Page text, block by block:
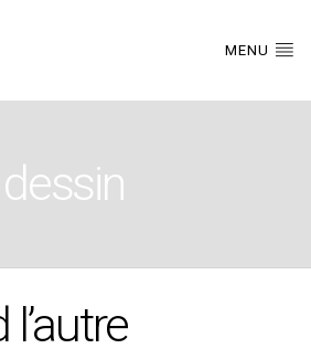
MENU
dessin
l’autre